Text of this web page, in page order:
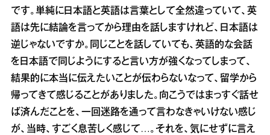
です。単純に日本語と英語は言葉として全然違っていて、英
語は先に結論を言ってから理由を話しますけれど、日本語は
逆じゃないですか。同じことを話していても、英語的な会話
を日本語で同じようにすると言い方が強くなってしまって、
結果的に本当に伝えたいことが伝わらないなって、留学から
帰ってきて感じることがありました。向こうではまっすぐ話せ
ば済んだことを、一回迷路を通って言わなきゃいけない感じ
が、当時、すごく息苦しく感じて…。それを、気にせずに言え